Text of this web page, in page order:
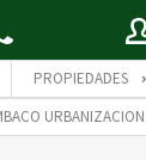
PROPIEDADES